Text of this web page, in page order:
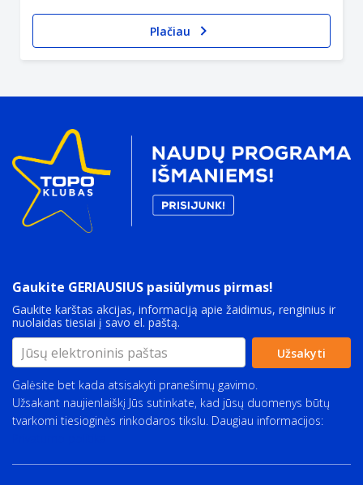
Plačiau
Gaukite GERIAUSIUS pasiūlymus pirmas!
Gaukite karštas akcijas, informaciją apie žaidimus, renginius ir
nuolaidas tiesiai į savo el. paštą.
Užsakyti
Galėsite bet kada atsisakyti pranešimų gavimo.
Užsakant naujienlaiškį Jūs sutinkate, kad jūsų duomenys būtų
tvarkomi tiesioginės rinkodaros tikslu. Daugiau informacijos: